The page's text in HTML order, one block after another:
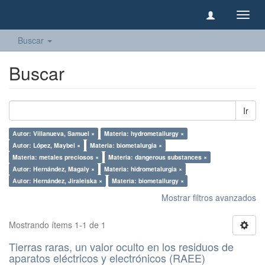
Buscar
Buscar
Ir
Autor: Villanueva, Samuel ×
Materia: hydrometallurgy ×
Autor: López, Maybel ×
Materia: biometalurgia ×
Materia: metales preciosos ×
Materia: dangerous substances ×
Autor: Hernández, Magaly ×
Materia: hidrometalurgia ×
Autor: Hernández, Jiraleiska ×
Materia: biometallurgy ×
Mostrar filtros avanzados
Mostrando ítems 1-1 de 1
Tierras raras, un valor oculto en los residuos de
aparatos eléctricos y electrónicos (RAEE)